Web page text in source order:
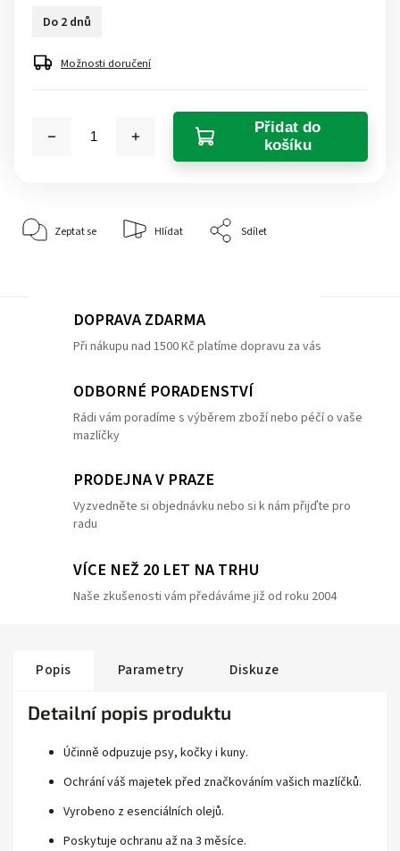
Do 2 dnů
Možnosti doručení
Přidat do
košíku
Zeptat se Hlídat Sdílet
DOPRAVA ZDARMA
Při nákupu nad 1500 Kč platíme dopravu za vás
ODBORNÉ PORADENSTVÍ
Rádi vám poradíme s výběrem zboží nebo péčí o vaše
mazlíčky
PRODEJNA V PRAZE
Vyzvedněte si objednávku nebo si k nám přijďte pro
radu
VÍCE NEŽ 20 LET NA TRHU
Naše zkušenosti vám předáváme již od roku 2004
Popis Parametry Diskuze
Detailní popis produktu
Účinně odpuzuje psy, kočky i kuny.
Ochrání váš majetek před značkováním vašich mazlíčků.
Vyrobeno z esenciálních olejů.
Poskytuje ochranu až na 3 měsíce.